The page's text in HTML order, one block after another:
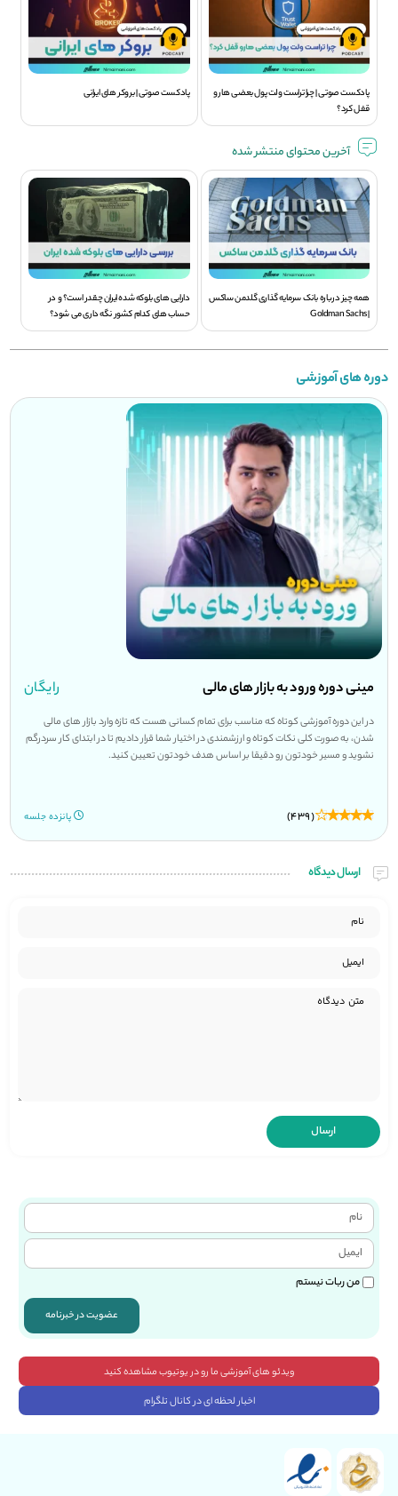
پادکست صوتی | چرا تراست ولت پول بعضی هارو
قفل کرد؟
پادکست صوتی | بروکر های ایرانی
آخرین محتوای منتشر شده
همه چیز درباره بانک سرمایه گذاری گلدمن ساکس
| Goldman Sachs
دارایی های بلوکه شده ایران چقدر است؟ و در
حساب های کدام کشور نگه داری می شود؟
دوره های آموزشی
مینی دوره ورود به بازار های مالی رایگان
در این دوره آموزشی کوتاه که مناسب برای تمام کسانی هست که تازه وارد بازار های مالی
شدن، به صورت کلی نکات کوتاه و ارزشمندی در اختیار شما قرار دادیم تا در ابتدای کار سردرگم
نشوید و مسیر خودتون رو دقیقا بر اساس هدف خودتون تعیین کنید.
(439) پانزده جلسه
ارسال دیدگاه
من ربات نیستم
عضویت در خبرنامه
ویدئو های آموزشی ما رو در یوتیوب مشاهده کنید
اخبار لحظه ای در کانال تلگرام